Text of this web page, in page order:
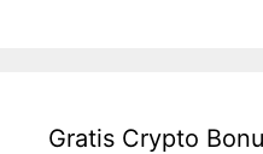
Gratis Crypto